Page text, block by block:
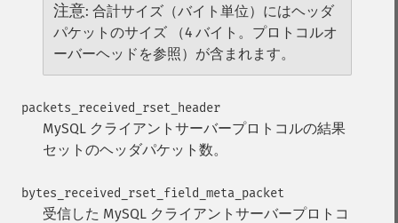
注意: 合計サイズ（バイト単位）にはヘッダ
パケットのサイズ （4 バイト。プロトコルオ
ーバーヘッドを参照）が含まれます。
packets_received_rset_header
MySQL クライアントサーバープロトコルの結果
セットのヘッダパケット数。
bytes_received_rset_field_meta_packet
受信した MySQL クライアントサーバープロトコ